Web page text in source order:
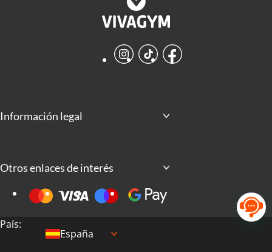
Instagram
TikTokFacebook
Información legal
Otros enlaces de interés
País:
España